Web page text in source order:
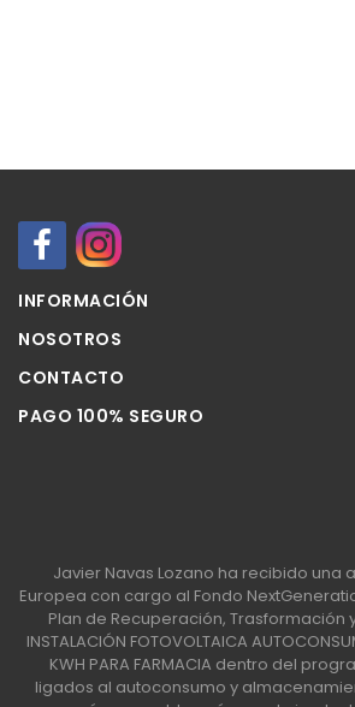
INFORMACIÓN
NOSOTROS
CONTACTO
PAGO 100% SEGURO
Javier Navas Lozano ha recibido una
Europea con cargo al Fondo
Plan de Recuperación, Trasformación
INSTALACIÓN FOTOVOLTAICA
KWH PARA FARMACIA dentro del
ligados al autoconsumo y